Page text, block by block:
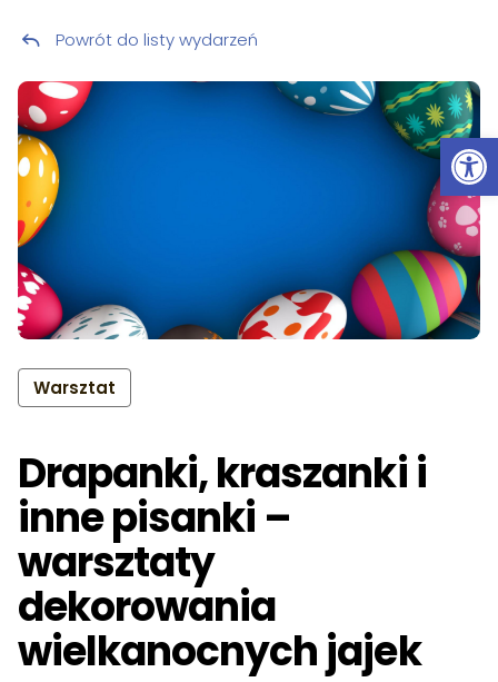
Przeskocz do treści
Warsztat
Drapanki, kraszanki i
inne pisanki –
warsztaty
dekorowania
wielkanocnych jajek
Powrót do listy wydarzeń